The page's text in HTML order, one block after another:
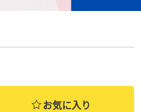
お気に入り